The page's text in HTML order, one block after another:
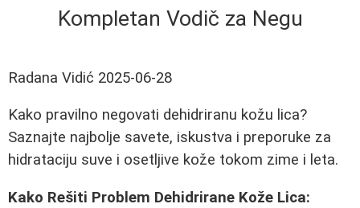
Kompletan Vodič za Negu
Radana Vidić 2025-06-28
Kako pravilno negovati dehidriranu kožu lica?
Saznajte najbolje savete, iskustva i preporuke za
hidrataciju suve i osetljive kože tokom zime i leta.
Kako Rešiti Problem Dehidrirane Kože Lica: